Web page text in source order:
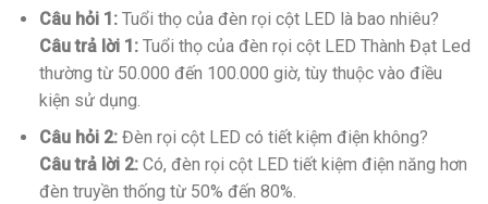
Câu hỏi 1:Tuổi thọ của đèn rọi cột LED là bao nhiêu?
Câu trả lời 1:Tuổi thọ của đèn rọi cột LED Thành Đạt Led
thường từ 50.000 đến 100.000 giờ, tùy thuộc vào điều
kiện sử dụng.
Câu hỏi 2:Đèn rọi cột LED có tiết kiệm điện không?
Câu trả lời 2:Có, đèn rọi cột LED tiết kiệm điện năng hơn
đèn truyền thống từ 50% đến 80%.